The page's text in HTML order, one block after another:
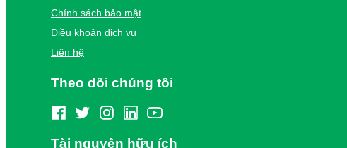
Chính sách bảo mật
Điều khoản dịch vụ
Liên hệ
Theo dõi chúng tôi
Tài nguyên hữu ích